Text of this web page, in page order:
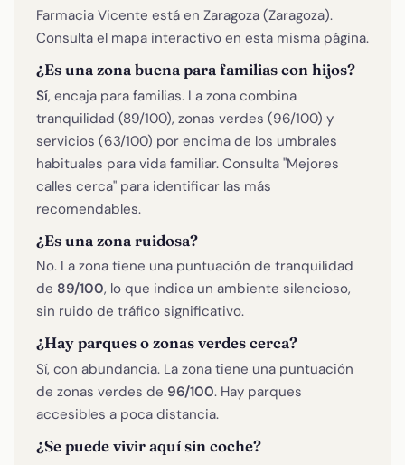
Farmacia Vicente está en Zaragoza (Zaragoza).
Consulta el mapa interactivo en esta misma página.
¿Es una zona buena para familias con hijos?
Sí, encaja para familias. La zona combina
tranquilidad (89/100), zonas verdes (96/100) y
servicios (63/100) por encima de los umbrales
habituales para vida familiar. Consulta "Mejores
calles cerca" para identificar las más
recomendables.
¿Es una zona ruidosa?
No. La zona tiene una puntuación de tranquilidad
de 89/100, lo que indica un ambiente silencioso,
sin ruido de tráfico significativo.
¿Hay parques o zonas verdes cerca?
Sí, con abundancia. La zona tiene una puntuación
de zonas verdes de 96/100. Hay parques
accesibles a poca distancia.
¿Se puede vivir aquí sin coche?